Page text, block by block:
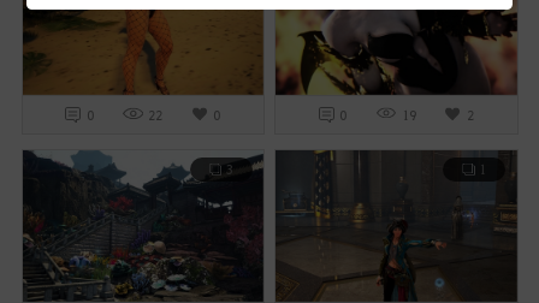
0 22 0 0 19 2
3 1